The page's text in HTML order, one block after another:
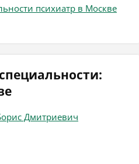
психиатр в Москве
Дмитриевич